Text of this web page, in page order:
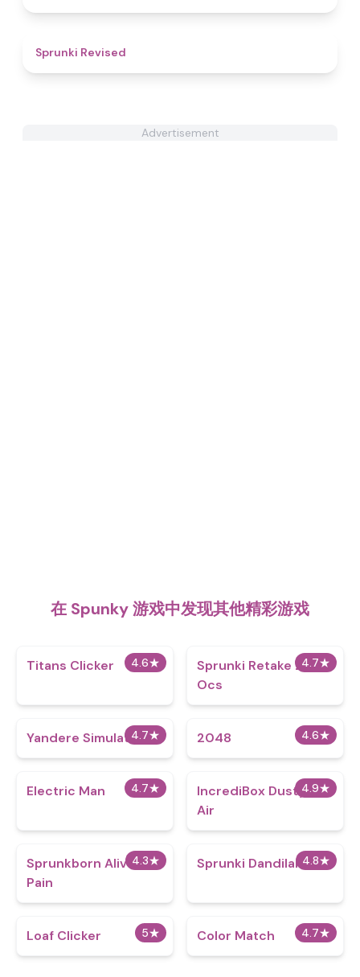
Sprunki Revised
Advertisement
在 Spunky 游戏中发现其他精彩游戏
4.6★
Titans Clicker 4.7★
Sprunki Retake 2.5
Ocs
4.7★
Yandere Simulator 4.6★
2048
4.7★
Electric Man 4.9★
IncrediBox Dusty Like
Air
4.3★
Sprunkborn Alive in
Pain
4.8★
Sprunki Dandilarity
5★
Loaf Clicker 4.7★
Color Match